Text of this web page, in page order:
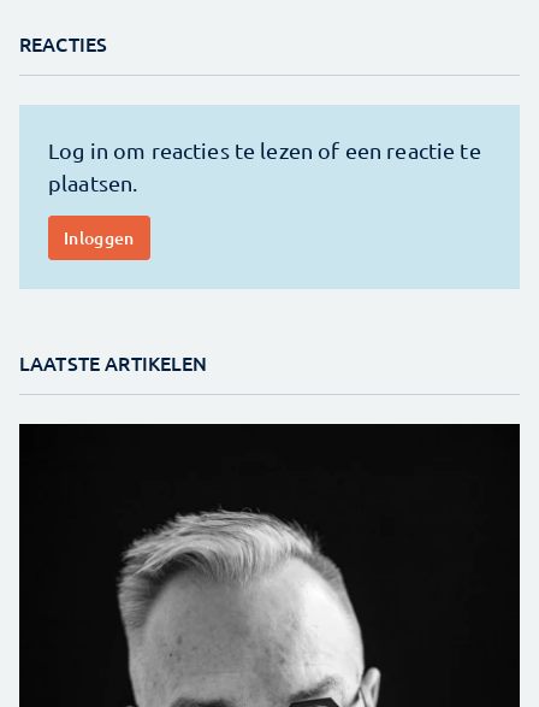
REACTIES
LAATSTE ARTIKELEN